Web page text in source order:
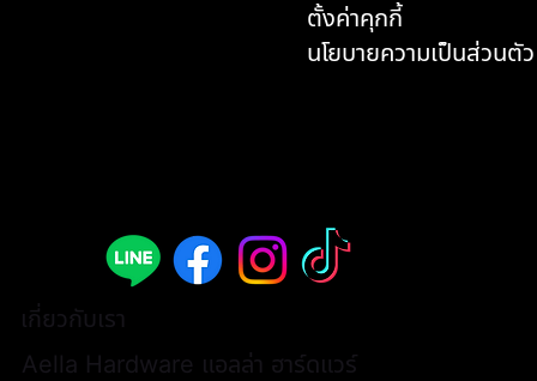
มือจับประตูก้านโยก - A308B-AL002-ABY
฿9,900.00
มือจับประตูก้านโยก - A308B-AL003-ABY
฿9,900.00
ด้ามจับประตู P2-3174 (1 คู่ / 2 ชิ้น)
฿13,000.00
มือจับเฟอร์นิเจอร์แบบยาว - L3066
฿700.00
มือจับเฟอร์นิเจอร์แบบยาว - L3068
฿600.00
มือจับเฟอร์นิเจอร์แบบยาว - L3174
฿580.00
ด้ามจับประตู P2-AL0001 (1 คู่ / 2 ชิ้น)
฿15,000.00
มือจับเฟอร์นิเจอร์แบบยาว - AL0028
฿600.00
มือจับประตูก้านโยก - A313B-WWH07
฿6,200.00
กันชนประตู - K33
฿900.00
มือจับเฟอร์นิเจอร์แบบยาว - L3074H
฿480.00
มือจับเฟอร์นิเจอร์ - AL0026
฿380.00
มือจับเฟอร์นิเจอร์แบบยาว - AL0025
฿380.00
มือจับเฟอร์นิเจอร์แบบยาว - AL0027
฿400.00
มือจับเฟอร์นิเจอร์แบบเหลี่ยม - AL0024
฿450.00
ตั้งค่าคุกกี้
นโยบายความเป็นส่วนตัว
เกี่ยวกับเรา
Aella Hardware แอลล่า ฮาร์ดแวร์